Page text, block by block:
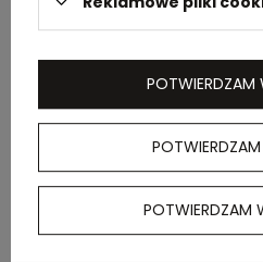
kartonu
zewnętrznego
(m)
Ilość szt. w
wewnętrznym
500
Waga
POTWIERDZAM
POTWIERDZAM